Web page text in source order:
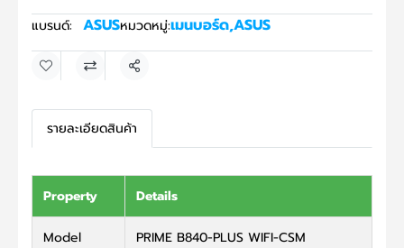
แบรนด์:
ASUSหมวดหมู่:เมนบอร์ด,ASUS
แชร์
รายละเอียดสินค้า
Property Details
Model PRIME B840-PLUS WIFI-CSM